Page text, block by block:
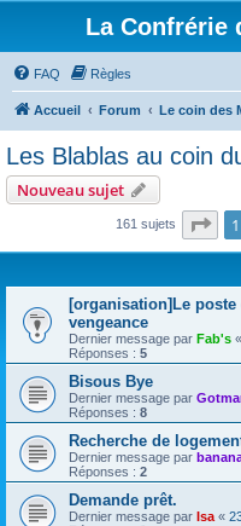
La Confrérie
FAQ Règles
Accueil Forum Le coin des
Les Blablas au coin
Nouveau sujet
161 sujets Page
1
[organisation]Le
vengeance
Dernier message par Fab's «
Réponses : 5
Bisous Bye
Dernier message par
Réponses : 8
Recherche de
Dernier message par
Réponses : 2
Demande prêt.
Dernier message par Isa «